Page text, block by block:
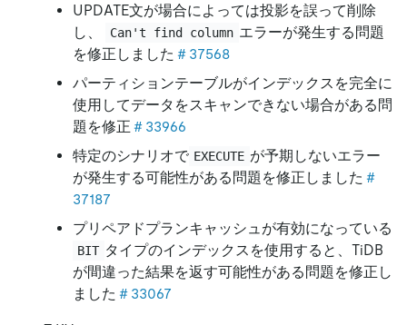
UPDATE文が場合によっては投影を誤って削除
し、
Can't find column エラーが発生する問題
を修正しました ＃37568
パーティションテーブルがインデックスを完全に
使用してデータをスキャンできない場合がある問
題を修正 ＃33966
特定のシナリオで EXECUTE が予期しないエラー
が発生する可能性がある問題を修正しました ＃
37187
プリペアドプランキャッシュが有効になっている
BIT タイプのインデックスを使用すると、TiDB
が間違った結果を返す可能性がある問題を修正し
ました ＃33067